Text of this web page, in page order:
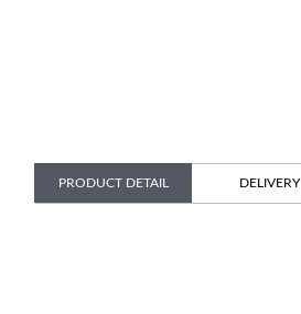
PRODUCT DETAIL DELIVERY